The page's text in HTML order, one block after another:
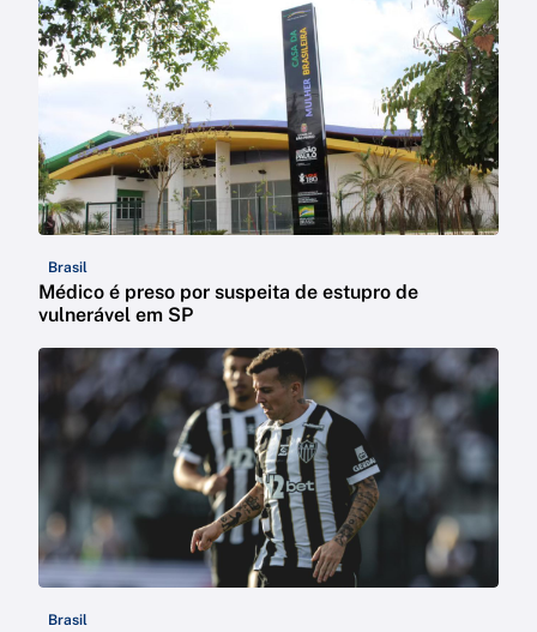
Brasil
Médico é preso por suspeita de estupro de
vulnerável em SP
Brasil